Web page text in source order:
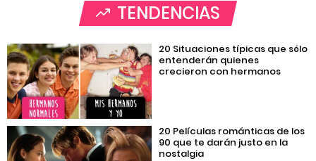
TENDENCIAS
20 Situaciones típicas que sólo
entenderán quienes
crecieron con hermanos
20 Películas románticas de los
90 que te darán justo en la
nostalgia